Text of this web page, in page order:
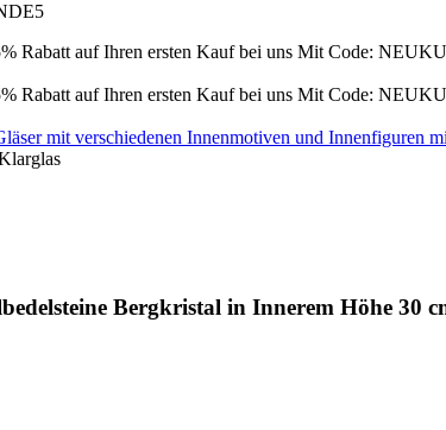
Rabatt auf Ihren ersten Kauf bei uns Mit Code:
Rabatt auf Ihren ersten Kauf bei uns Mit Code:
mit verschiedenen Innenmotiven und Innenfiguren
Bergkristal in Innerem Höhe 30